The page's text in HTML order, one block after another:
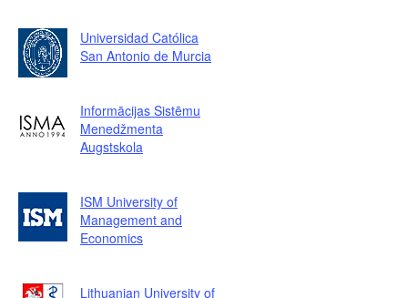
Universidad Católica
San Antonio de Murcia
Informācijas Sistēmu
Menedžmenta
Augstskola
ISM University of
Management and
Economics
Lithuanian University of